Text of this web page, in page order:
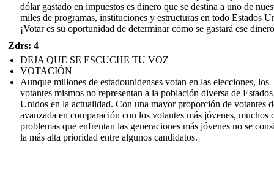
dólar gastado en impuestos es dinero que se destina a uno de
miles de programas, instituciones y estructuras en todo Estados
¡Votar es su oportunidad de determinar cómo se gastará ese
Zdrs: 4
DEJA QUE SE ESCUCHE TU VOZ
VOTACIÓN
Aunque millones de estadounidenses votan en las elecciones, los
votantes mismos no representan a la población diversa de Estados
Unidos en la actualidad. Con una mayor proporción de votantes
avanzada en comparación con los votantes más jóvenes, muchos
problemas que enfrentan las generaciones más jóvenes no se
la más alta prioridad entre algunos candidatos.